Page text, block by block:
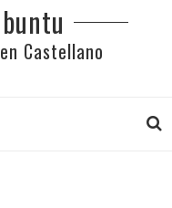
Castellano